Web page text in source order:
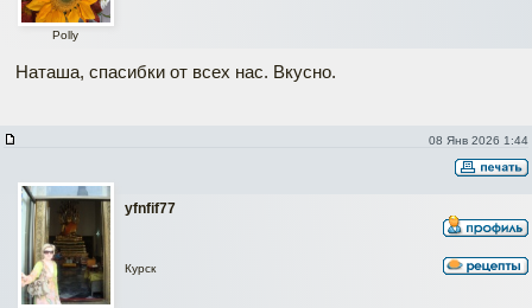
Polly
Наташа, спасибки от всех нас. Вкусно.
08 Янв 2026 1:44
yfnfif77
Курск